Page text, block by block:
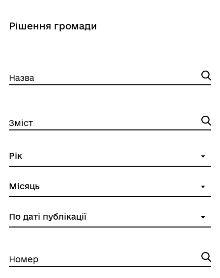
Рішення громади
Назва
Зміст
Номер